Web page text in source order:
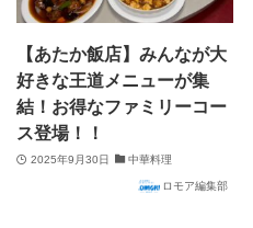
【あたか飯店】みんなが大
好きな王道メニューが集
結！お得なファミリーコー
ス登場！！
2025年9月30日 中華料理
ロモア編集部